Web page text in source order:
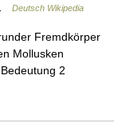
Deutsch Wikipedia
Fremdkörper
Mollusken
2